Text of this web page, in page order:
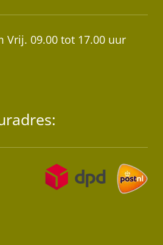
Vrij. 09.00 tot 17.00 uur